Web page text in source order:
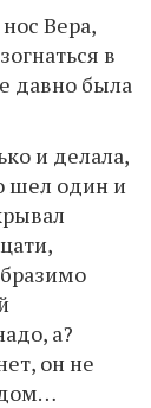
Вера,
в
давно была
и делала,
шел один и
а?
он не